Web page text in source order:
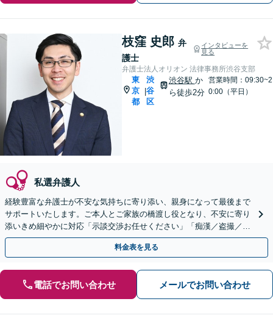
枝窪 史郎 弁
護士
インタビューを
見る
弁護士法人オリオン 法律事務所渋谷支部
東
京
都
|
渋
谷
区
渋谷駅 か
ら徒歩2分
営業時間：09:30~2
0:00（平日）
私選弁護人
経験豊富な弁護士が不安な気持ちに寄り添い、親身になって最後まで
サポートいたします。ご本人とご家族の橋渡し役となり、不安に寄り
添いきめ細やかに対応「示談交渉お任せください」「痴漢／盗撮／暴
行・傷害／窃盗／薬物など解決実績多数」【完全個室対応】
料金表を見る
電話でお問い合わせ メールでお問い合わせ